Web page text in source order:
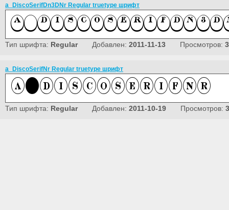
a_DiscoSerifDn3DNr Regular truetype шрифт
Тип шрифта: RegularДобавлен: 2011-11-13 Просмотров:
a_DiscoSerifNr Regular truetype шрифт
Тип шрифта: RegularДобавлен: 2011-10-19 Просмотров: